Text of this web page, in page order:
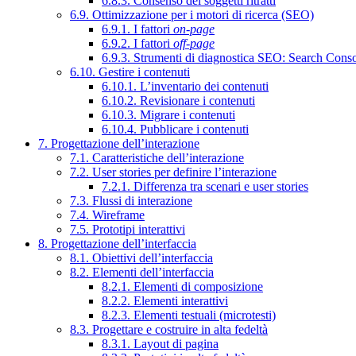
6.9. Ottimizzazione per i motori di ricerca (SEO)
6.9.1. I fattori on-page
6.9.2. I fattori off-page
6.9.3. Strumenti di diagnostica SEO: Search
6.10. Gestire i contenuti
6.10.1. L’inventario dei contenuti
6.10.2. Revisionare i contenuti
6.10.3. Migrare i contenuti
6.10.4. Pubblicare i contenuti
7. Progettazione dell’interazione
7.1. Caratteristiche dell’interazione
7.2. User stories per definire l’interazione
7.2.1. Differenza tra scenari e user stories
7.3. Flussi di interazione
7.4. Wireframe
7.5. Prototipi interattivi
8. Progettazione dell’interfaccia
8.1. Obiettivi dell’interfaccia
8.2. Elementi dell’interfaccia
8.2.1. Elementi di composizione
8.2.2. Elementi interattivi
8.2.3. Elementi testuali (microtesti)
8.3. Progettare e costruire in alta fedeltà
8.3.1. Layout di pagina